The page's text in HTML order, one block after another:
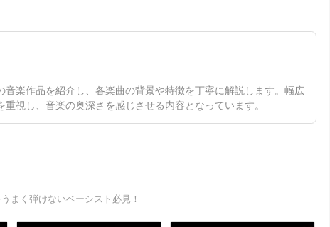
楽作品を紹介し、各楽曲の背景や特徴を丁寧に解説します。幅広
視し、音楽の奥深さを感じさせる内容となっています。
まく弾けないベーシスト必見！